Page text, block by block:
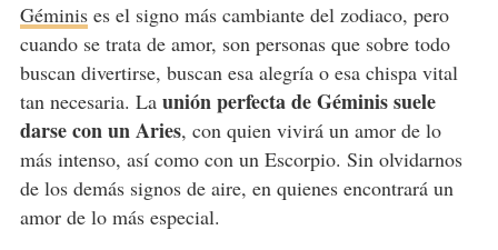
Géminises el signo más cambiante del zodiaco, pero
cuando se trata de amor, son personas que sobre todo
buscan divertirse, buscan esa alegría o esa chispa vital
tan necesaria. La unión perfecta de Géminis suele
darse con un Aries, con quien vivirá un amor de lo
más intenso, así como con un Escorpio. Sin olvidarnos
de los demás signos de aire, en quienes encontrará un
amor de lo más especial.